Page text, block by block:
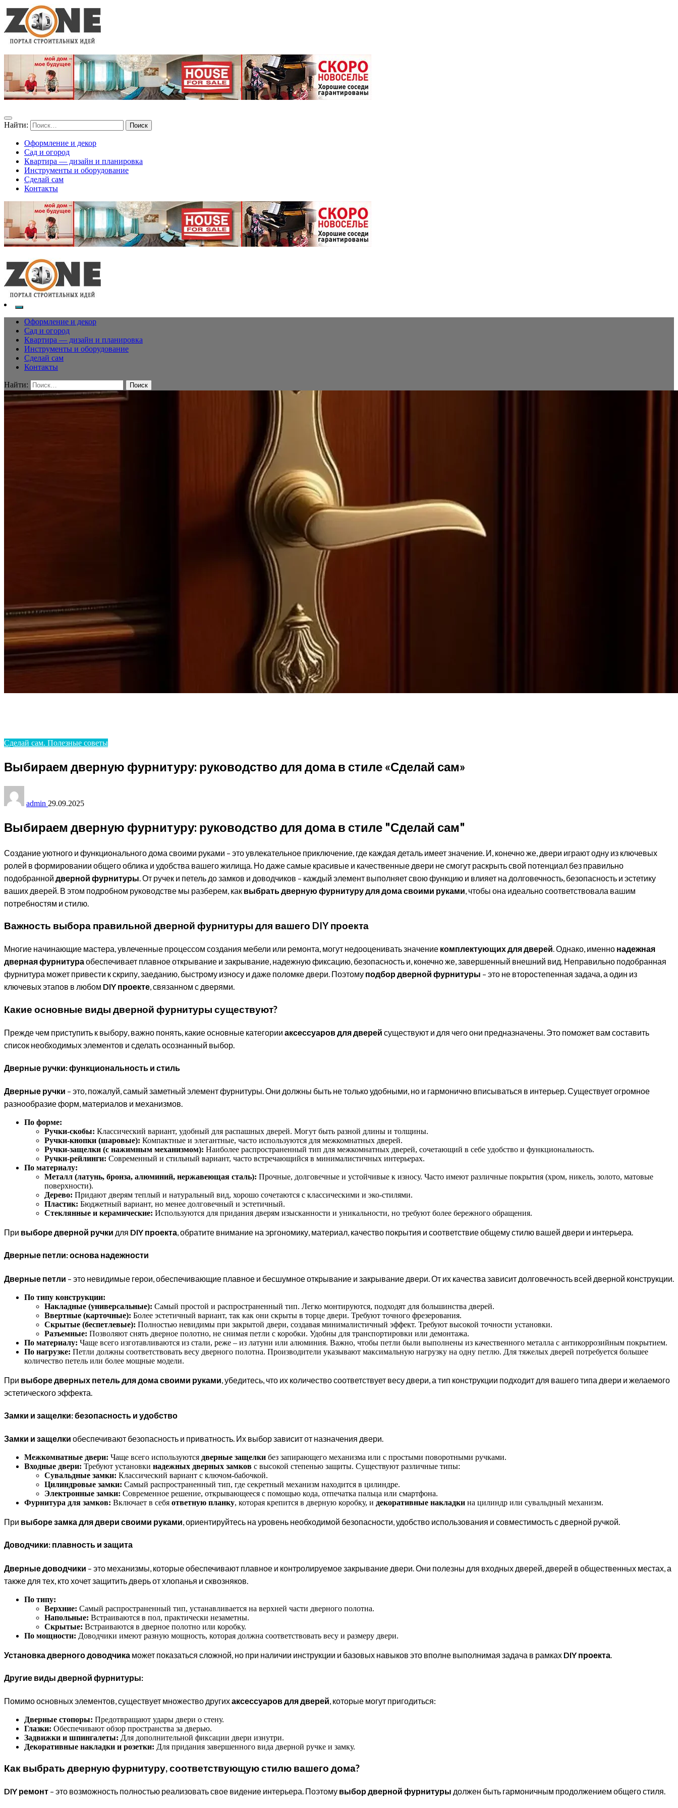
Найти:
Оформление и декор
Сад и огород
Квартира — дизайн и планировка
Инструменты и оборудование
Сделай сам
Контакты
Оформление и декор
Сад и огород
Квартира — дизайн и планировка
Инструменты и оборудование
Сделай сам
Контакты
Найти:
Сделай сам. Полезные советы
Выбираем дверную фурнитуру: руководство для дома в стиле «Сделай сам»
admin 29.09.2025
Выбираем дверную фурнитуру: руководство для дома в стиле "Сделай сам"
Создание уютного и функционального дома своими руками – это увлекательное приключение, где каждая деталь имеет значение. И, конечно же, двери играют одну из ключевых
ролей в формировании общего облика и удобства вашего жилища. Но даже самые красивые и качественные двери не смогут раскрыть свой потенциал без правильно
подобранной дверной фурнитуры . От ручек и петель до замков и доводчиков – каждый элемент выполняет свою функцию и влияет на долговечность, безопасность и эстетику
ваших дверей. В этом подробном руководстве мы разберем, как выбрать дверную фурнитуру для дома своими руками , чтобы она идеально соответствовала вашим
потребностям и стилю.
Важность выбора правильной дверной фурнитуры для вашего DIY проекта
Многие начинающие мастера, увлеченные процессом создания мебели или ремонта, могут недооценивать значение комплектующих для дверей. Однако, именно надежная
дверная фурнитураобеспечивает плавное открывание и закрывание, надежную фиксацию, безопасность и, конечно же, завершенный внешний вид. Неправильно подобранная
фурнитура может привести к скрипу, заеданию, быстрому износу и даже поломке двери. Поэтому подбор дверной фурнитуры – это не второстепенная задача, а один из
ключевых этапов в любом DIY проекте, связанном с дверями.
Какие основные виды дверной фурнитуры существуют?
Прежде чем приступить к выбору, важно понять, какие основные категории аксессуаров для дверей существуют и для чего они предназначены. Это поможет вам составить
список необходимых элементов и сделать осознанный выбор.
Дверные ручки: функциональность и стиль
Дверные ручки – это, пожалуй, самый заметный элемент фурнитуры. Они должны быть не только удобными, но и гармонично вписываться в интерьер. Существует огромное
разнообразие форм, материалов и механизмов.
По форме:
Ручки-скобы: Классический вариант, удобный для распашных дверей. Могут быть разной длины и толщины.
Ручки-кнопки (шаровые): Компактные и элегантные, часто используются для межкомнатных дверей.
Ручки-защелки (с нажимным механизмом): Наиболее распространенный тип для межкомнатных дверей, сочетающий в себе удобство и функциональность.
Ручки-рейлинги: Современный и стильный вариант, часто встречающийся в минималистичных интерьерах.
По материалу:
Металл (латунь, бронза, алюминий, нержавеющая сталь): Прочные, долговечные и устойчивые к износу. Часто имеют различные покрытия (хром, никель, золото, матовые
поверхности).
Дерево: Придают дверям теплый и натуральный вид, хорошо сочетаются с классическими и эко-стилями.
Пластик: Бюджетный вариант, но менее долговечный и эстетичный.
Стеклянные и керамические: Используются для придания дверям изысканности и уникальности, но требуют более бережного обращения.
При выборе дверной ручки для DIY проекта, обратите внимание на эргономику, материал, качество покрытия и соответствие общему стилю вашей двери и интерьера.
Дверные петли: основа надежности
Дверные петли – это невидимые герои, обеспечивающие плавное и бесшумное открывание и закрывание двери. От их качества зависит долговечность всей дверной конструкции.
По типу конструкции:
Накладные (универсальные): Самый простой и распространенный тип. Легко монтируются, подходят для большинства дверей.
Ввертные (карточные): Более эстетичный вариант, так как они скрыты в торце двери. Требуют точного фрезерования.
Скрытые (беспетлевые): Полностью невидимы при закрытой двери, создавая минималистичный эффект. Требуют высокой точности установки.
Разъемные: Позволяют снять дверное полотно, не снимая петли с коробки. Удобны для транспортировки или демонтажа.
По материалу: Чаще всего изготавливаются из стали, реже – из латуни или алюминия. Важно, чтобы петли были выполнены из качественного металла с антикоррозийным покрытием.
По нагрузке: Петли должны соответствовать весу дверного полотна. Производители указывают максимальную нагрузку на одну петлю. Для тяжелых дверей потребуется большее
количество петель или более мощные модели.
При выборе дверных петель для дома своими руками , убедитесь, что их количество соответствует весу двери, а тип конструкции подходит для вашего типа двери и желаемого
эстетического эффекта.
Замки и защелки: безопасность и удобство
Замки и защелки обеспечивают безопасность и приватность. Их выбор зависит от назначения двери.
Межкомнатные двери: Чаще всего используются дверные защелки без запирающего механизма или с простыми поворотными ручками.
Входные двери: Требуют установки надежных дверных замков с высокой степенью защиты. Существуют различные типы:
Сувальдные замки: Классический вариант с ключом-бабочкой.
Цилиндровые замки: Самый распространенный тип, где секретный механизм находится в цилиндре.
Электронные замки: Современное решение, открывающееся с помощью кода, отпечатка пальца или смартфона.
Фурнитура для замков: Включает в себя ответную планку, которая крепится в дверную коробку, и декоративные накладки на цилиндр или сувальдный механизм.
При выборе замка для двери своими руками, ориентируйтесь на уровень необходимой безопасности, удобство использования и совместимость с дверной ручкой.
Доводчики: плавность и защита
Дверные доводчики – это механизмы, которые обеспечивают плавное и контролируемое закрывание двери. Они полезны для входных дверей, дверей в общественных местах, а
также для тех, кто хочет защитить дверь от хлопанья и сквозняков.
По типу:
Верхние: Самый распространенный тип, устанавливается на верхней части дверного полотна.
Напольные: Встраиваются в пол, практически незаметны.
Скрытые: Встраиваются в дверное полотно или коробку.
По мощности: Доводчики имеют разную мощность, которая должна соответствовать весу и размеру двери.
Установка дверного доводчика может показаться сложной, но при наличии инструкции и базовых навыков это вполне выполнимая задача в рамках DIY проекта
Другие виды дверной фурнитуры:
Помимо основных элементов, существует множество другихаксессуаров для дверей, которые могут пригодиться:
Дверные стопоры: Предотвращают удары двери о стену.
Глазки: Обеспечивают обзор пространства за дверью.
Задвижки и шпингалеты: Для дополнительной фиксации двери изнутри.
Декоративные накладки и розетки: Для придания завершенного вида дверной ручке и замку.
Как выбрать дверную фурнитуру, соответствующую стилю вашего дома?
DIY ремонт – это возможность полностью реализовать свое видение интерьера. Поэтому выбор дверной фурнитуры должен быть гармоничным продолжением общего стиля.